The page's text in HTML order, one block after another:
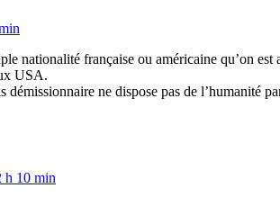
nationalité française ou américaine qu’on
USA.
démissionnaire ne dispose pas de l’humanité
h 10 min